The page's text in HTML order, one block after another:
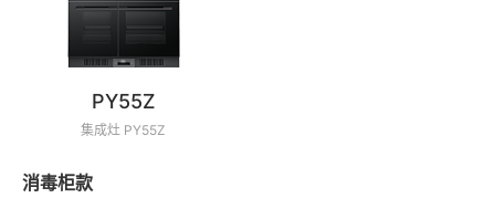
PY55Z
集成灶 PY55Z
消毒柜款